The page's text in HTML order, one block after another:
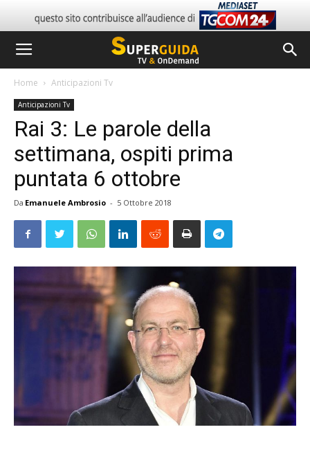
Home Anticipazioni Tv
Anticipazioni Tv
Rai 3: Le parole della
settimana, ospiti prima
puntata 6 ottobre
Da Emanuele Ambrosio - 5 Ottobre 2018